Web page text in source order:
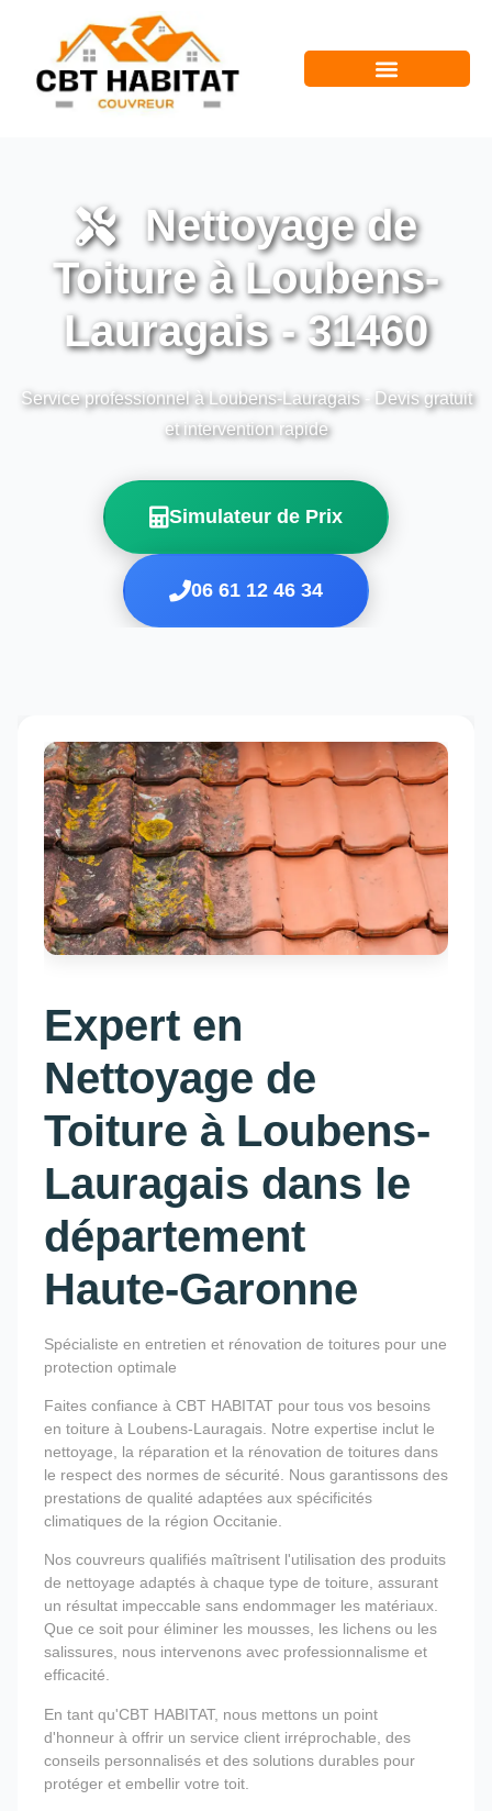
Nettoyage de
Toiture à Loubens-
Lauragais - 31460
Service professionnel à Loubens-Lauragais - Devis gratuit
et intervention rapide
Simulateur de Prix
06 61 12 46 34
Expert en
Nettoyage de
Toiture à Loubens-
Lauragais dans le
département
Haute-Garonne
Spécialiste en entretien et rénovation de toitures pour une
protection optimale
Faites confiance à CBT HABITAT pour tous vos besoins
en toiture à Loubens-Lauragais. Notre expertise inclut le
nettoyage, la réparation et la rénovation de toitures dans
le respect des normes de sécurité. Nous garantissons des
prestations de qualité adaptées aux spécificités
climatiques de la région Occitanie.
Nos couvreurs qualifiés maîtrisent l'utilisation des produits
de nettoyage adaptés à chaque type de toiture, assurant
un résultat impeccable sans endommager les matériaux.
Que ce soit pour éliminer les mousses, les lichens ou les
salissures, nous intervenons avec professionnalisme et
efficacité.
En tant qu'CBT HABITAT, nous mettons un point
d'honneur à offrir un service client irréprochable, des
conseils personnalisés et des solutions durables pour
protéger et embellir votre toit.